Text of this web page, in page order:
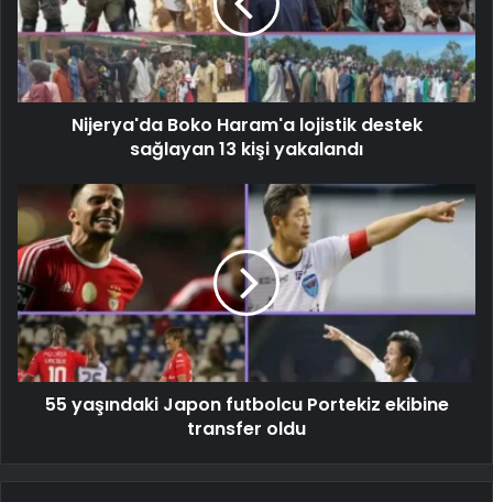
Nijerya'da Boko Haram'a lojistik destek
sağlayan 13 kişi yakalandı
55 yaşındaki Japon futbolcu Portekiz ekibine
transfer oldu